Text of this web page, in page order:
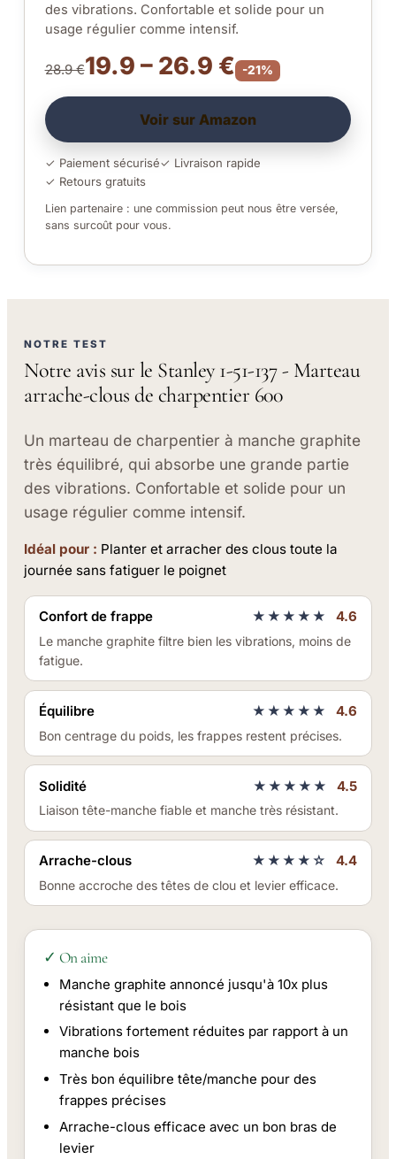
des vibrations. Confortable et solide pour un
usage régulier comme intensif.
28.9 €19.9 – 26.9 € -21%
Voir sur Amazon
✓ Paiement sécurisé✓ Livraison rapide
✓ Retours gratuits
Lien partenaire : une commission peut nous être versée,
sans surcoût pour vous.
NOTRE TEST
Notre avis sur le Stanley 1-51-137 - Marteau
arrache-clous de charpentier 600
Un marteau de charpentier à manche graphite
très équilibré, qui absorbe une grande partie
des vibrations. Confortable et solide pour un
usage régulier comme intensif.
Idéal pour : Planter et arracher des clous toute la
journée sans fatiguer le poignet
Confort de frappe ★★★★★ 4.6
Le manche graphite filtre bien les vibrations, moins de
fatigue.
Équilibre ★★★★★ 4.6
Bon centrage du poids, les frappes restent précises.
Solidité ★★★★★ 4.5
Liaison tête-manche fiable et manche très résistant.
Arrache-clous ★★★★☆ 4.4
Bonne accroche des têtes de clou et levier efficace.
✓ On aime
Manche graphite annoncé jusqu'à 10x plus
résistant que le bois
Vibrations fortement réduites par rapport à un
manche bois
Très bon équilibre tête/manche pour des
frappes précises
Arrache-clous efficace avec un bon bras de
levier